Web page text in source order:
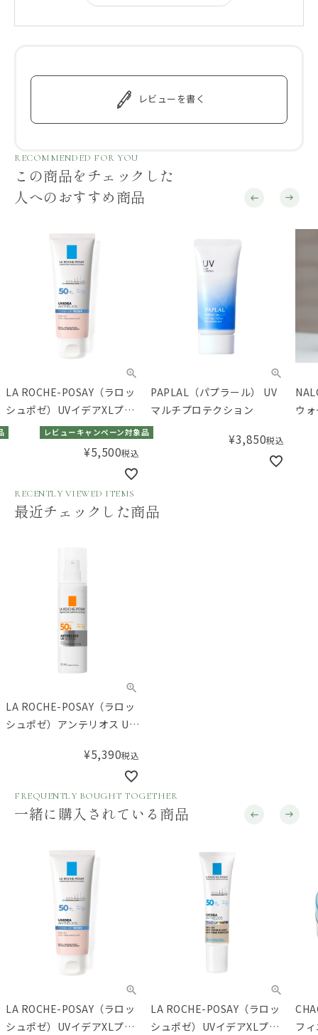
レビューを書く
RECOMMENDED FOR YOU
この商品をチェックした
人へのおすすめ商品
LA ROCHE-POSAY（ラロッ
シュポゼ）UVイデアXLプロ
テクションTアップR+50mL
レビューキャンペーン対象品
¥5,500税込
PAPLAL（パプラール） UV
マルチプロテクション
¥3,850税込
ウ
RECENTLY VIEWED ITEMS
最近チェックした商品
LA ROCHE-POSAY（ラロッ
シュポゼ）アンテリオス UV
¥5,390税込
FREQUENTLY BOUGHT TOGETHER
一緒に購入されている商品
LA ROCHE-POSAY（ラロッ
シュポゼ）UVイデアXLプロ
LA ROCHE-POSAY（ラロッ
シュポゼ）UVイデアXLプロ
フ